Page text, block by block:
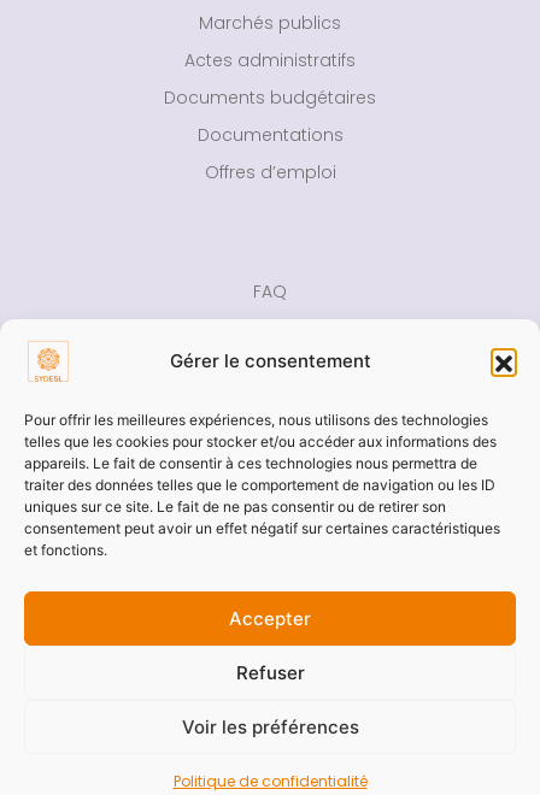
Gérer le consentement
Pour offrir les meilleures expériences, nous utilisons des technologies
telles que les cookies pour stocker et/ou accéder aux informations des
appareils. Le fait de consentir à ces technologies nous permettra de
traiter des données telles que le comportement de navigation ou les ID
uniques sur ce site. Le fait de ne pas consentir ou de retirer son
consentement peut avoir un effet négatif sur certaines caractéristiques
et fonctions.
Accepter
Refuser
Voir les préférences
Politique de confidentialité
Marchés publics
Actes administratifs
Documents budgétaires
Documentations
Offres d’emploi
FAQ
Presse
Aide
Accessibilité
Politique de confidentialité
Plan du site
Vous souhaitez recevoir la newsletter du SYDESL
pour ne rater aucune actualités ?